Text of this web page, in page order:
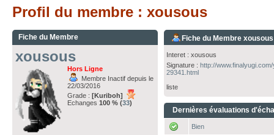
Profil du membre : xousous
Fiche du Membre
xousous
Hors Ligne
Membre Inactif depuis le
22/03/2016
Grade : [Kuriboh]
Echanges 100 % (33)
Fiche du Membre xousous
Interet : xousous
Signature :http://
29341.html
liste
Dernières évaluations
Bien